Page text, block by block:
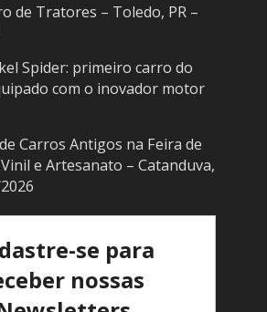
de Tratores – Toledo, PR –
Spider: primeiro carro do
com o inovador motor
Carros Antigos na Feira de
e Artesanato – Catanduva,